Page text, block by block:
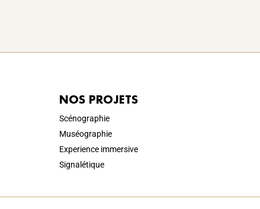
NOS PROJETS
Scénographie
Muséographie
Experience immersive
Signalétique